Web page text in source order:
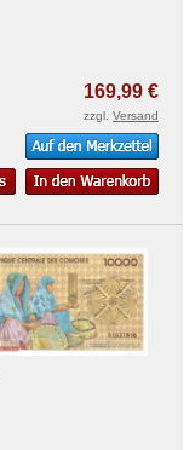
169,99 €
zzgl. Versand